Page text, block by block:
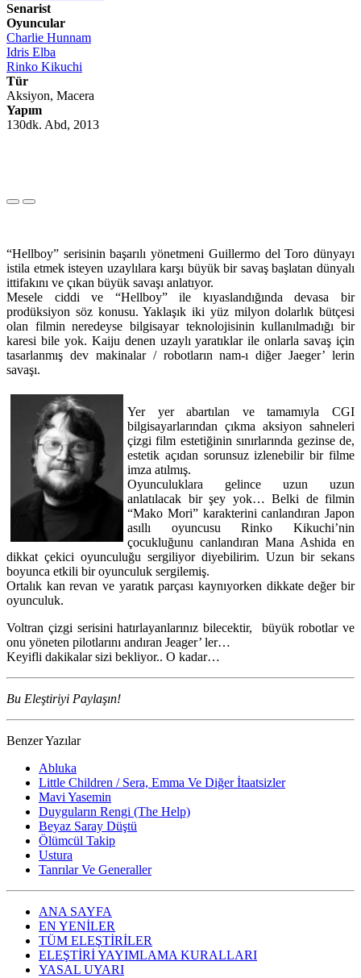
Senarist
Oyuncular
Charlie Hunnam
Idris Elba
Rinko Kikuchi
Tür
Aksiyon, Macera
Yapım
130dk. Abd, 2013
“Hellboy” serisinin başarılı yönetmeni Guillermo del Toro dünyayı
istila etmek isteyen uzaylılara karşı büyük bir savaş başlatan dünyalı
ittifakını ve çıkan büyük savaşı anlatıyor.
Mesele ciddi ve “Hellboy” ile kıyaslandığında devasa bir
prodüksiyon söz konusu. Yaklaşık iki yüz milyon dolarlık bütçesi
olan filmin neredeyse bilgisayar teknolojisinin kullanılmadığı bir
karesi bile yok. Kaiju denen uzaylı yaratıklar ile onlarla savaş için
tasarlanmış dev makinalar / robotların nam-ı diğer Jaeger’ lerin
savaşı.
Yer yer abartılan ve tamamıyla CGI
bilgisayarlarından çıkma aksiyon sahneleri
çizgi film estetiğinin sınırlarında gezinse de,
estetik açıdan sorunsuz izlenebilir bir filme
imza atılmış.
Oyunculuklara gelince uzun uzun
anlatılacak bir şey yok… Belki de filmin
“Mako Mori” karakterini canlandıran Japon
asıllı oyuncusu Rinko Kikuchi’nin
çocukluğunu canlandıran Mana Ashida en
dikkat çekici oyunculuğu sergiliyor diyebilirim. Uzun bir sekans
boyunca etkili bir oyunculuk sergilemiş.
Ortalık kan revan ve yaratık parçası kaynıyorken dikkate değer bir
oyunculuk.
Voltran çizgi serisini hatırlayanlarınız bilecektir, büyük robotlar ve
onu yöneten pilotlarını andıran Jeager’ ler…
Keyifli dakikalar sizi bekliyor.. O kadar…
Bu Eleştiriyi Paylaşın!
Benzer Yazılar
Abluka
Little Children / Sera, Emma Ve Diğer İtaatsizler
Mavi Yasemin
Duyguların Rengi (The Help)
Beyaz Saray Düştü
Ölümcül Takip
Ustura
Tanrılar Ve Generaller
ANA SAYFA
EN YENİLER
TÜM ELEŞTİRİLER
ELEŞTİRİ YAYIMLAMA KURALLARI
YASAL UYARI